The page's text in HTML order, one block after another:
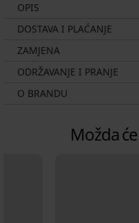
OPIS
DOSTAVA I PLAĆANJE
ZAMJENA
ODRŽAVANJE I PRANJE
O BRANDU
Možda